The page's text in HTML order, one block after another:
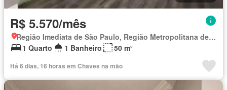
R$ 5.570/mês
Região Imediata de São Paulo, Região Metropolitana de São Paulo
1 Quarto
1 Banheiro 50 m²
Há 6 dias, 16 horas em Chaves na mão